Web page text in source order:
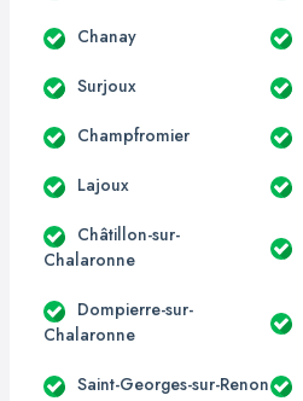
Chanay
Surjoux
Champfromier
Lajoux
Châtillon-sur-
Chalaronne
Dompierre-sur-
Chalaronne
Saint-Georges-sur-Renon